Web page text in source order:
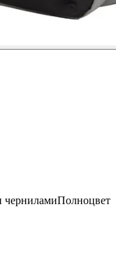
черниламиПолноцвет